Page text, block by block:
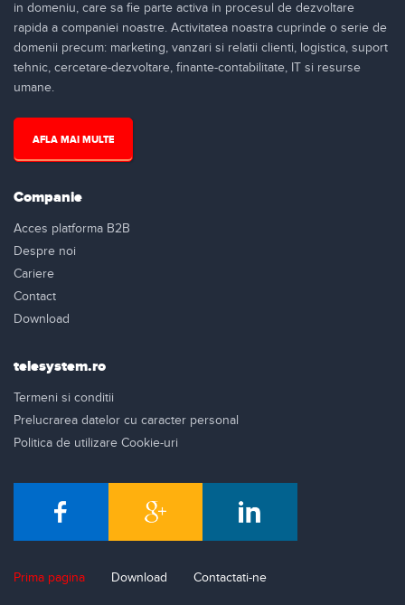
in domeniu, care sa fie parte activa in procesul de dezvoltare
rapida a companiei noastre. Activitatea noastra cuprinde o serie de
domenii precum: marketing, vanzari si relatii clienti, logistica, suport
tehnic, cercetare-dezvoltare, finante-contabilitate, IT si resurse
umane.
AFLA MAI MULTE
Companie
Acces platforma B2B
Despre noi
Cariere
Contact
Download
telesystem.ro
Termeni si conditii
Prelucrarea datelor cu caracter personal
Politica de utilizare Cookie-uri
Prima pagina Download Contactati-ne